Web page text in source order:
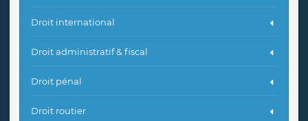
Droit international
Droit administratif & fiscal
Droit pénal
Droit routier